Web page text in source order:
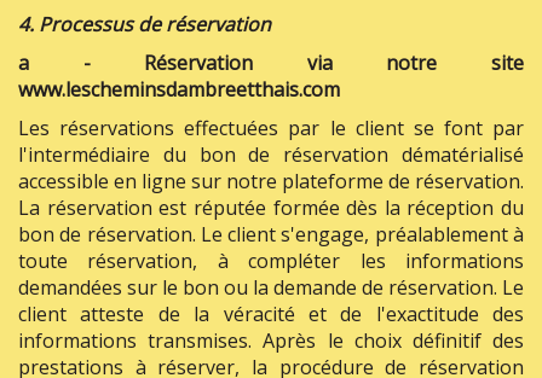
4. Processus de réservation
a - Réservation via notre site
www.lescheminsdambreetthais.com
Les réservations effectuées par le client se font par
l'intermédiaire du bon de réservation dématérialisé
accessible en ligne sur notre plateforme de réservation.
La réservation est réputée formée dès la réception du
bon de réservation. Le client s'engage, préalablement à
toute réservation, à compléter les informations
demandées sur le bon ou la demande de réservation. Le
client atteste de la véracité et de l'exactitude des
informations transmises. Après le choix définitif des
prestations à réserver, la procédure de réservation